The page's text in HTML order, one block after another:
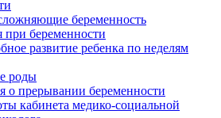
беременность
беременности
развитие ребенка по неделям
роды
о прерывании беременности
кабинета медико-социальной